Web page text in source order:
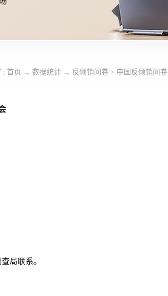
: 首页 → 数据统计 → 反倾销问卷 > 中国反倾销问卷
局联系。